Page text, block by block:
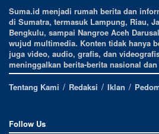
Suma.id menjadi rumah berita dan
di Sumatra, termasuk Lampung, Riau,
Bengkulu, sampai Nangroe Aceh
wujud multimedia. Konten tidak hanya
juga video, audio, grafis, dan
meninggalkan berita-berita nasional
Tentang Kami
Redaksi Iklan
Follow Us